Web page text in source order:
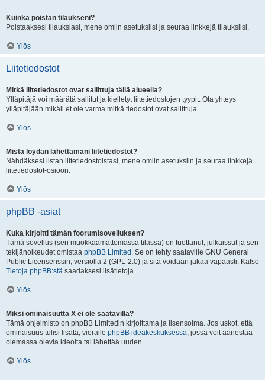
Kuinka poistan tilaukseni?
Poistaaksesi tilauksiasi, mene omiin asetuksiisi ja seuraa linkkejä tilauksiisi.
Ylös
Liitetiedostot
Mitkä liitetiedostot ovat sallittuja tällä alueella?
Ylläpitäjä voi määrätä sallitut ja kielletyt liitetiedostojen tyypit. Ota yhteys
ylläpitäjään mikäli et ole varma mitkä tiedostot ovat sallittuja..
Ylös
Mistä löydän lähettämäni liitetiedostot?
Nähdäksesi listan liitetiedostoistasi, mene omiin asetuksiin ja seuraa linkkejä
liitetiedostot-osioon.
Ylös
phpBB -asiat
Kuka kirjoitti tämän foorumisovelluksen?
Tämä sovellus (sen muokkaamattomassa tilassa) on tuottanut, julkaissut ja sen
tekijänoikeudet omistaa phpBB Limited . Se on tehty saataville GNU General
Public Licensenssin, versiolla 2 (GPL-2.0) ja sitä voidaan jakaa vapaasti. Katso
Tietoja phpBB:stä saadaksesi lisätietoja.
Ylös
Miksi ominaisuutta X ei ole saatavilla?
Tämä ohjelmisto on phpBB Limitedin kirjoittama ja lisensoima. Jos uskot, että
ominaisuus tulisi lisätä, vieraile phpBB ideakeskuksessa, jossa voit äänestää
olemassa olevia ideoita tai lähettää uuden.
Ylös